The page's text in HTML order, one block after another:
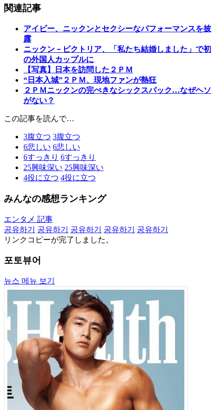
関連記事
アイビー、ニックンとセクシーなパフォーマンスを披
露
ニックン－ビクトリア、「私たち結婚しました」で初
の外国人カップルに
【写真】日本を訪問した２ＰＭ
“日本入城”２ＰＭ、現地ファンが熱狂
２ＰＭニックンの完ぺきなシックスパック…なぜヘソ
がない？
この記事を読んで…
3腹立つ 3腹立つ
6悲しい 6悲しい
6すっきり 6すっきり
25興味深い 25興味深い
4役に立つ 4役に立つ
みんなの感想ランキング
エンタメ 記事
공유하기
공유하기 공유하기 공유하기
공유하기
リンクコピーが完了しました。
포토뷰어
뉴스 메뉴 보기